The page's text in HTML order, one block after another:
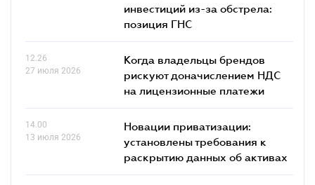
инвестиций из-за обстрела:
позиция ГНС
12.26
27 июля 2026
Когда владельцы брендов
рискуют доначислением НДС
на лицензионные платежи
14.00
13 июля 2026
Новации приватизации:
установлены требования к
раскрытию данных об активах